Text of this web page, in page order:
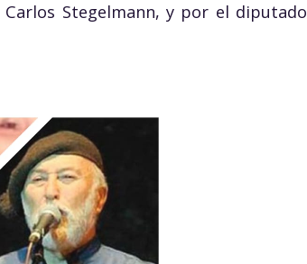
Stegelmann, y por el diputado